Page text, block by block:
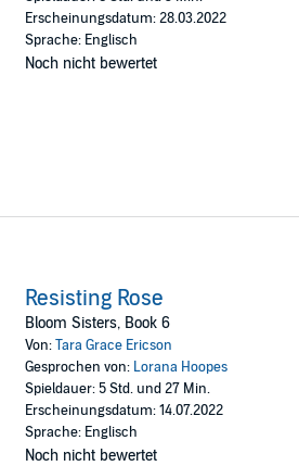
Erscheinungsdatum: 28.03.2022
Sprache: Englisch
Noch nicht bewertet
Resisting Rose
Bloom Sisters, Book 6
Von:Tara Grace Ericson
Gesprochen von: Lorana Hoopes
Spieldauer: 5 Std. und 27 Min.
Erscheinungsdatum: 14.07.2022
Sprache: Englisch
Noch nicht bewertet